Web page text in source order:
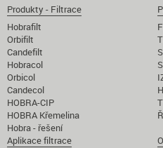
Produkty - Filtrace
Hobrafilt
Orbifilt
Candefilt
Hobracol
Orbicol
Candecol
HOBRA-CIP
HOBRA Křemelina
Hobra - řešení
Aplikace filtrace